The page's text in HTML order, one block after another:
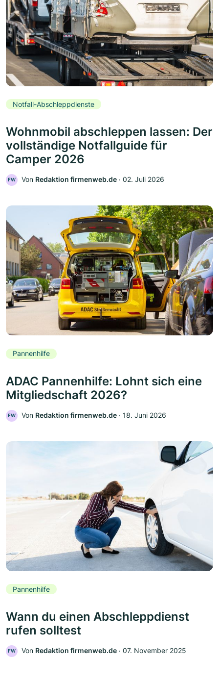
Notfall-Abschleppdienste
Wohnmobil abschleppen lassen: Der
vollständige Notfallguide für
Camper 2026
FW Von Redaktion firmenweb.de ‧ 02. Juli 2026
Pannenhilfe
ADAC Pannenhilfe: Lohnt sich eine
Mitgliedschaft 2026?
FW Von Redaktion firmenweb.de ‧ 18. Juni 2026
Pannenhilfe
Wann du einen Abschleppdienst
rufen solltest
FW Von Redaktion firmenweb.de ‧ 07. November 2025